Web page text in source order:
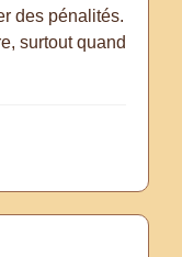
des pénalités.
surtout quand